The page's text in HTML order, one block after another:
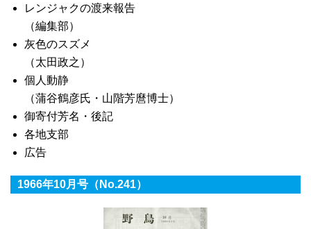
レンジャクの渡来報告
（編集部）
灰色のスズメ
（太田政之）
個人動静
（蒲谷鶴彦氏・山階芳麿博士）
御寄付芳名・後記
各地支部
広告
1966年10月号（No.241）